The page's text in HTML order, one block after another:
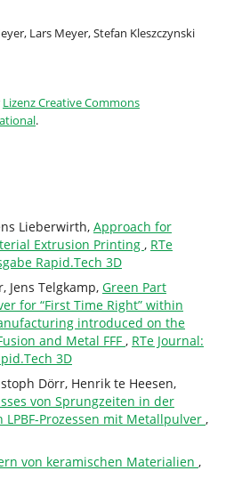
Lars Meyer, Stefan Kleszczynski
Lizenz Creative Commons
.
Lieberwirth, Approach for
Extrusion Printing , RTe
Rapid.Tech 3D
Jens Telgkamp, Green Part
for “First Time Right” within
introduced on the
and Metal FFF , RTe Journal:
3D
Dörr, Henrik te Heesen,
von Sprungzeiten in der
Prozessen mit Metallpulver ,
von keramischen Materialien ,